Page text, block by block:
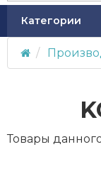
Категории
Товары